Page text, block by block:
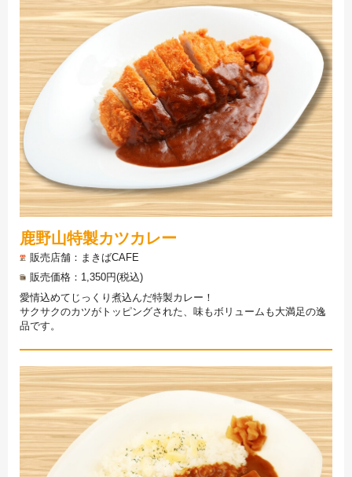
鹿野山特製カツカレー
販売店舗
まきばCAFE
販売価格
1,350円(税込)
愛情込めてじっくり煮込んだ特製カレー！
サクサクのカツがトッピングされた、味もボリュームも大満足の逸
品です。